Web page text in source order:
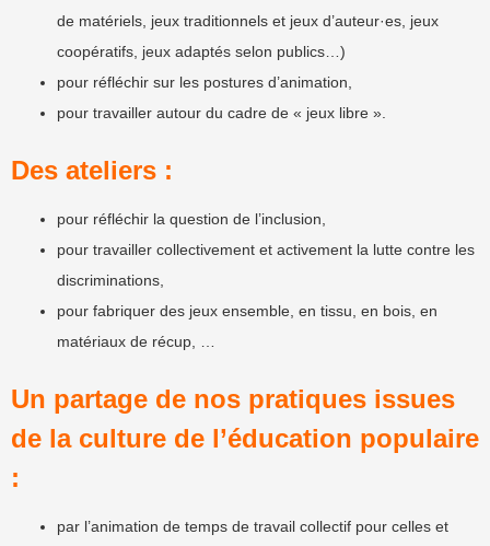
de matériels, jeux traditionnels et jeux d’auteur·es, jeux
coopératifs, jeux adaptés selon publics…)
pour réfléchir sur les postures d’animation,
pour travailler autour du cadre de « jeux libre ».
Des ateliers :
pour réfléchir la question de l’inclusion,
pour travailler collectivement et activement la lutte contre les
discriminations,
pour fabriquer des jeux ensemble, en tissu, en bois, en
matériaux de récup, …
Un partage de nos pratiques issues
de la culture de l’éducation populaire
:
par l’animation de temps de travail collectif pour celles et